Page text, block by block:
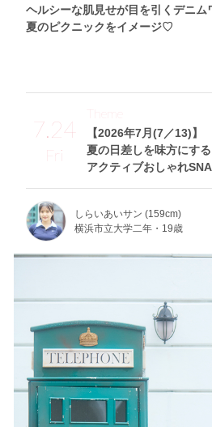
ヘルシーな肌見せが目を引くデニム
夏のピクニックをイメージ♡
7.24
Fri
【2026年7月(7／13)】
夏の日差しを味方にする
アクティブおしゃれ
Theme
しらいあいサン (159cm)
横浜市立大学二年・19歳